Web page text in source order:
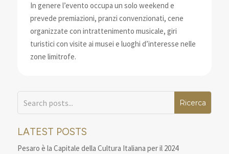
In genere l’evento occupa un solo weekend e
prevede premiazioni, pranzi convenzionati, cene
organizzate con intrattenimento musicale, giri
turistici con visite ai musei e luoghi d’interesse nelle
zone limitrofe.
LATEST POSTS
Pesaro è la Capitale della Cultura Italiana per il 2024